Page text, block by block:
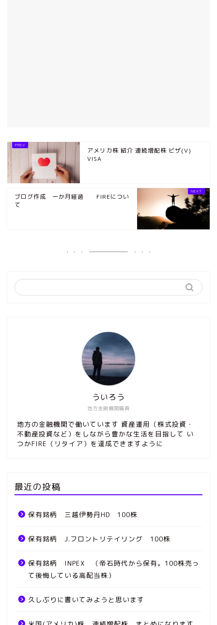
アメリカ株 紹介 連続増配株 ビザ(V)
VISA
ブログ作成 一か月経過 FIREについ
て
地方金融機関職員
ういろう
地方の金融機関で働いています 資産運用（株式投資・
不動産投資など）をしながら豊かな生活を目指して い
つかFIRE（リタイア）を達成できますように
最近の投稿
保有銘柄 三越伊勢丹HD 100株
保有銘柄 J.フロントリテイリング 100株
保有銘柄 INPEX （帝石時代から保有。100株売っ
て後悔している高配当株）
久しぶりに書いてみようと思います